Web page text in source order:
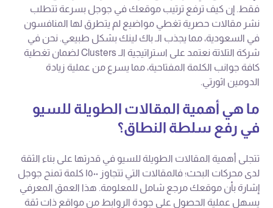
فقط. إن كيف ترفع ترتيب موقعك في جوجل بسرعة تتطلب
نشر مقالات حصرية تغطي مواضيع لم يتطرق لها المنافسون
في السعودية، مما يجذب الـ باك لينك بشكل طبيعي. نحن في
شركة التلاتة نعتمد على استراتيجية الـ Clusters لضمان تغطية
كافة جوانب الكلمة المفتاحية، مما يسرع من عملية زيادة
الدومين اثورتي.
ما هي أهمية المقالات الطويلة للسيو
في رفع سلطة النطاق؟
تتجلى أهمية المقالات الطويلة للسيو في قدرتها على بناء الثقة
لدى محركات البحث؛ فالمقالات التي تتجاوز ١٥٠٠ كلمة تمنح جوجل
إشارة بأن موقعك مرجع شامل للمعلومة. هذا العمق المعرفي
يسهل عملية الحصول على جودة الروابط من مواقع ذات ثقة